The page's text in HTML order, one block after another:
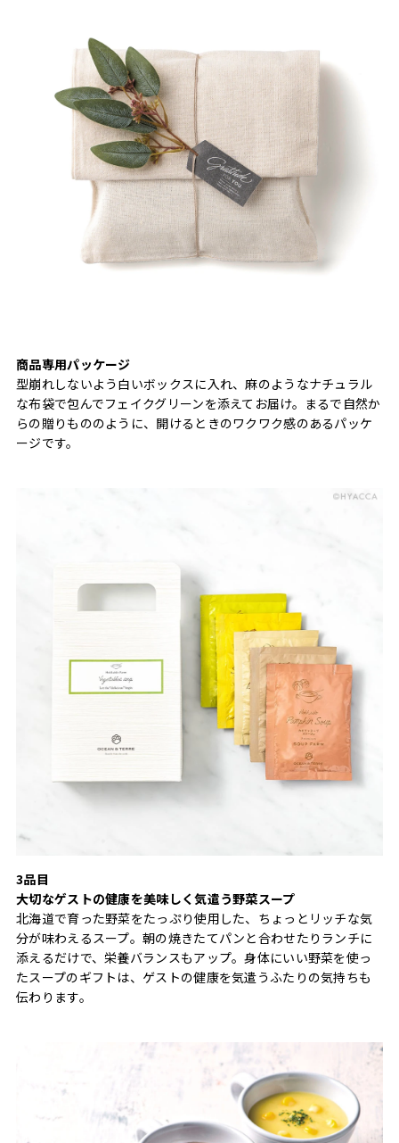
商品専用パッケージ
型崩れしないよう白いボックスに入れ、麻のようなナチュラル
な布袋で包んでフェイクグリーンを添えてお届け。まるで自然か
らの贈りもののように、開けるときのワクワク感のあるパッケ
ージです。
3品目
大切なゲストの健康を美味しく気遣う野菜スープ
北海道で育った野菜をたっぷり使用した、ちょっとリッチな気
分が味わえるスープ。朝の焼きたてパンと合わせたりランチに
添えるだけで、栄養バランスもアップ。身体にいい野菜を使っ
たスープのギフトは、ゲストの健康を気遣うふたりの気持ちも
伝わります。